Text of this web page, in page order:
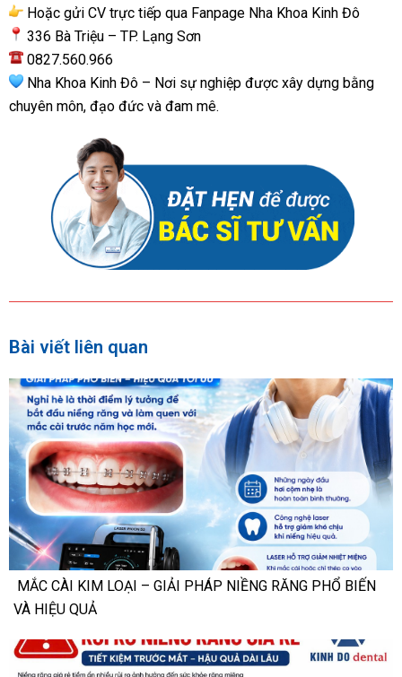
Hoặc gửi CV trực tiếp qua Fanpage Nha Khoa Kinh Đô
336 Bà Triệu – TP. Lạng Sơn
0827.560.966
Nha Khoa Kinh Đô – Nơi sự nghiệp được xây dựng bằng
chuyên môn, đạo đức và đam mê.
Bài viết liên quan
MẮC CÀI KIM LOẠI – GIẢI PHÁP NIỀNG RĂNG PHỔ BIẾN
VÀ HIỆU QUẢ